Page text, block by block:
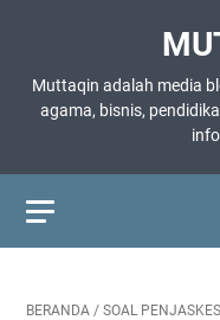
Muttaqin adalah media
agama, bisnis,
BERANDA / SOAL PENJASKES